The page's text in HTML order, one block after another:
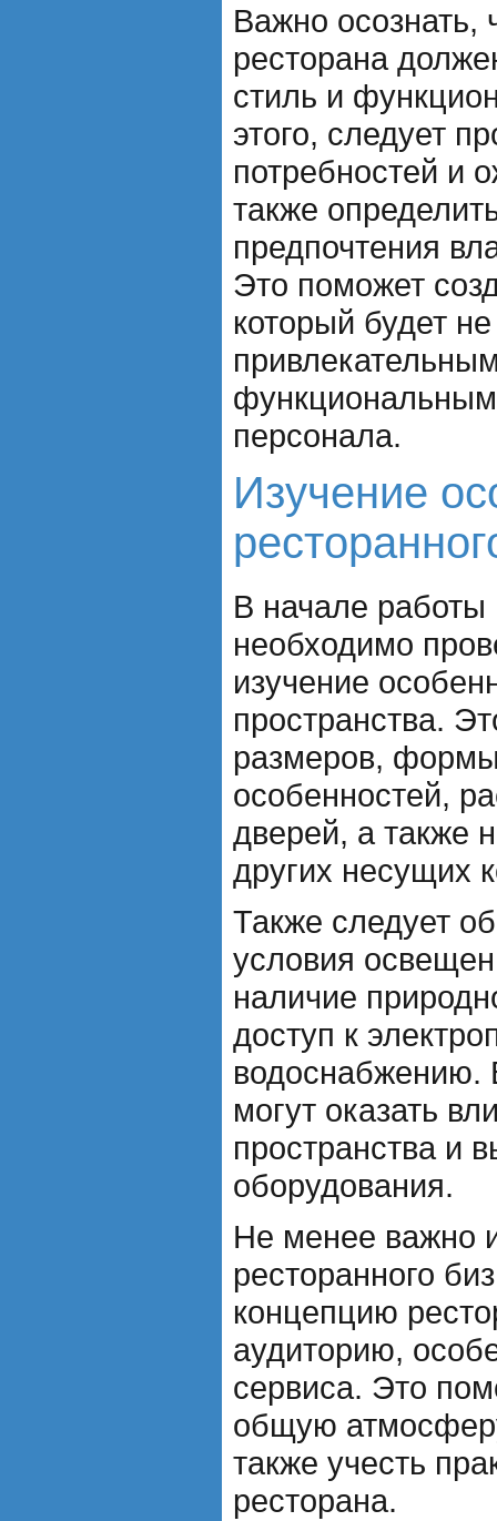
Важно осознать,
ресторана
стиль и
этого, следует
потребностей и
также
предпочтения
Это поможет
который будет
персонала.
Изучение
В начале
необходимо
изучение
пространства.
размеров,
особенностей,
дверей, а также
других несущих
Также следует
условия
наличие
доступ к
водоснабжению.
могут оказать
пространства и
оборудования.
Не менее важно
ресторанного
концепцию
аудиторию,
сервиса. Это
общую
также учесть
ресторана.